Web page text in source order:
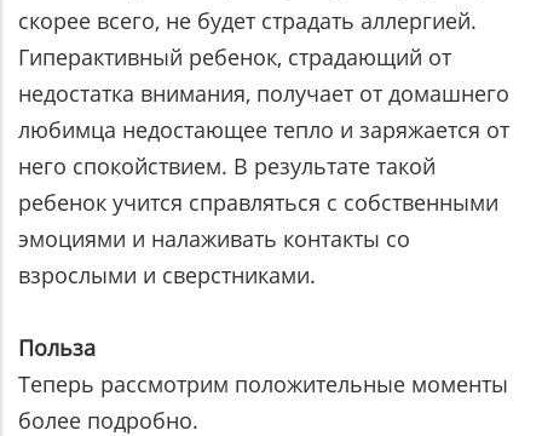
скорее всего, не будет страдать аллергией.
Гиперактивный ребенок, страдающий от
недостатка внимания, получает от домашнего
любимца недостающее тепло и заряжается от
него спокойствием. В результате такой
ребенок учится справляться с собственными
эмоциями и налаживать контакты со
взрослыми и сверстниками.
Польза
Теперь рассмотрим положительные моменты
более подробно.